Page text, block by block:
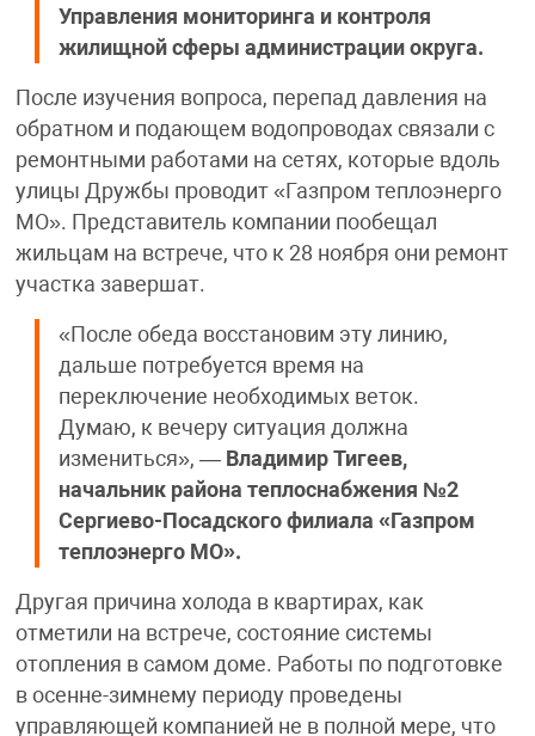
Управления мониторинга и контроля
жилищной сферы администрации округа.
После изучения вопроса, перепад давления на
обратном и подающем водопроводах связали с
ремонтными работами на сетях, которые вдоль
улицы Дружбы проводит «Газпром теплоэнерго
МО». Представитель компании пообещал
жильцам на встрече, что к 28 ноября они ремонт
участка завершат.
«После обеда восстановим эту линию,
дальше потребуется время на
переключение необходимых веток.
Думаю, к вечеру ситуация должна
измениться», — Владимир Тигеев,
начальник района теплоснабжения №2
Сергиево-Посадского филиала «Газпром
теплоэнерго МО».
Другая причина холода в квартирах, как
отметили на встрече, состояние системы
отопления в самом доме. Работы по подготовке
в осенне-зимнему периоду проведены
управляющей компанией не в полной мере, что